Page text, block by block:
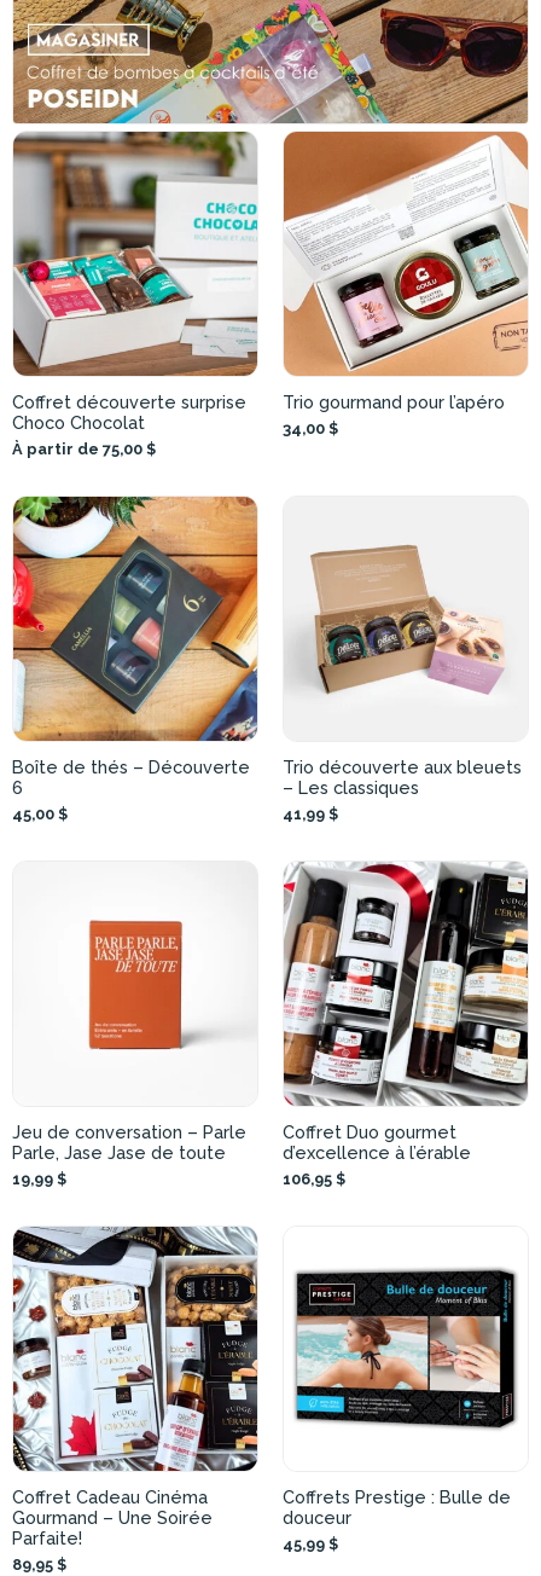
Coffret découverte surprise
Choco Chocolat
À partir de 75,00 $
Trio gourmand pour l’apéro
34,00 $
Boîte de thés – Découverte
6
45,00 $
Trio découverte aux bleuets
– Les classiques
41,99 $
Jeu de conversation – Parle
Parle, Jase Jase de toute
19,99 $
Coffret Duo gourmet
d’excellence à l’érable
106,95 $
Coffret Cadeau Cinéma
Gourmand – Une Soirée
Parfaite!
89,95 $
Coffrets Prestige : Bulle de
douceur
45,99 $